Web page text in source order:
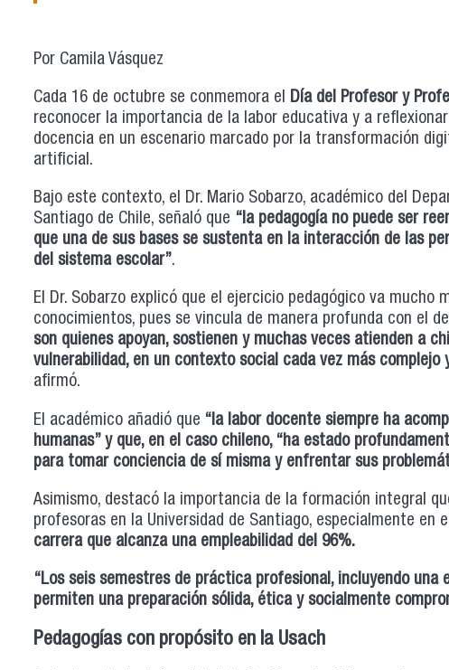
Por Camila Vásquez
Cada 16 de octubre se conmemora el Día del Profesor y
reconocer la importancia de la labor educativa y a
docencia en un escenario marcado por la transformación
artificial.
Bajo este contexto, el Dr. Mario Sobarzo, académico del
Santiago de Chile, señaló que “la pedagogía no puede ser
que una de sus bases se sustenta en la interacción de las
del sistema escolar”.
El Dr. Sobarzo explicó que el ejercicio pedagógico va mucho
conocimientos, pues se vincula de manera profunda con el
son quienes apoyan, sostienen y muchas veces atienden a
vulnerabilidad, en un contexto social cada vez más complejo
afirmó.
El académico añadió que “ la labor docente siempre ha
humanas” y que, en el caso chileno, “ha estado
para tomar conciencia de sí misma y enfrentar sus
Asimismo, destacó la importancia de la formación integral
profesoras en la Universidad de Santiago, especialmente en
carrera que alcanza una empleabilidad del 96%.
“Los seis semestres de práctica profesional, incluyendo una
permiten una preparación sólida, ética y socialmente
Pedagogías con propósito en la Usach